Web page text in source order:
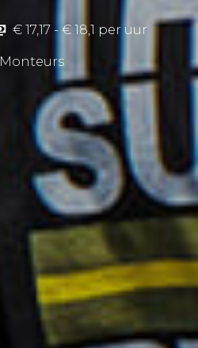
€ 17,17 - € 18,1 per uur
Monteurs